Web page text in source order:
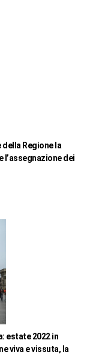
Regione la
l’assegnazione dei
estate 2022 in
viva e vissuta, la